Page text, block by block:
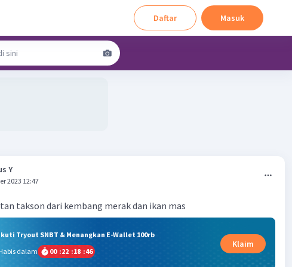
Daftar Masuk
Y
2023 12:47
takson dari kembang merak dan ikan mas
Tryout SNBT & Menangkan E-Wallet 100rb
dalam
00 :22 :18 :46
Klaim